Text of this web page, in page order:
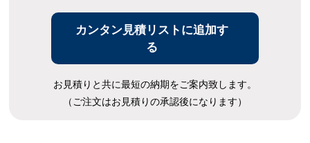
カンタン見積リストに追加す
る
お見積りと共に最短の納期をご案内致します。
（ご注文はお見積りの承認後になります）